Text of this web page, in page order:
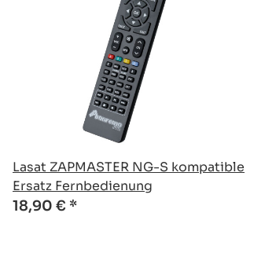
Lasat ZAPMASTER NG-S kompatible
Ersatz Fernbedienung
18,90 € *